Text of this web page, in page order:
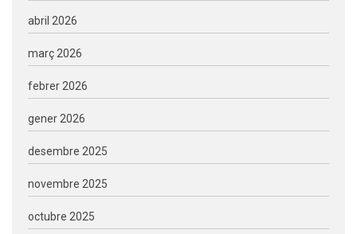
abril 2026
març 2026
febrer 2026
gener 2026
desembre 2025
novembre 2025
octubre 2025